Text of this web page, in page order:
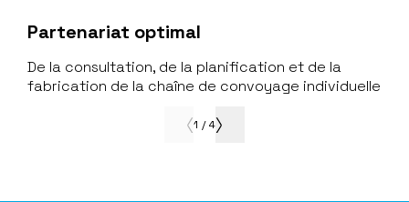
Partenariat optimal
De la consultation, de la planification et de la
fabrication de la chaîne de convoyage individuelle
1 / 4